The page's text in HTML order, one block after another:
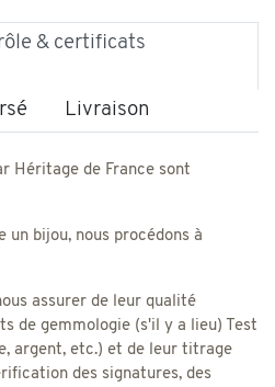
& certificats
Livraison
Héritage de France sont
bijou, nous procédons à
assurer de leur qualité
de gemmologie (s'il y a lieu) Test
argent, etc.) et de leur titrage
des signatures, des